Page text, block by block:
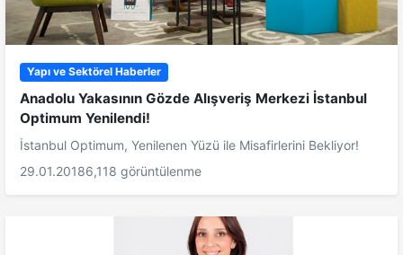
Yapı ve Sektörel Haberler
Anadolu Yakasının Gözde Alışveriş Merkezi İstanbul
Optimum Yenilendi!
İstanbul Optimum, Yenilenen Yüzü ile Misafirlerini Bekliyor!
29.01.20186,118 görüntülenme